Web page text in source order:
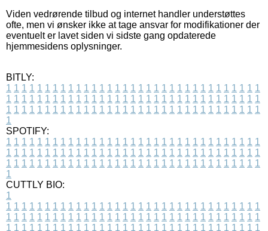
Viden vedrørende tilbud og internet handler understøttes
ofte, men vi ønsker ikke at tage ansvar for modifikationer der
eventuelt er lavet siden vi sidste gang opdaterede
hjemmesidens oplysninger.
BITLY:
1 1 1 1 1 1 1 1 1 1 1 1 1 1 1 1 1 1 1 1 1 1 1 1 1 1 1 1 1 1 1 1 1
1 1 1 1 1 1 1 1 1 1 1 1 1 1 1 1 1 1 1 1 1 1 1 1 1 1 1 1 1 1 1 1 1
1 1 1 1 1 1 1 1 1 1 1 1 1 1 1 1 1 1 1 1 1 1 1 1 1 1 1 1 1 1 1 1 1
1
SPOTIFY:
1 1 1 1 1 1 1 1 1 1 1 1 1 1 1 1 1 1 1 1 1 1 1 1 1 1 1 1 1 1 1 1 1
1 1 1 1 1 1 1 1 1 1 1 1 1 1 1 1 1 1 1 1 1 1 1 1 1 1 1 1 1 1 1 1 1
1 1 1 1 1 1 1 1 1 1 1 1 1 1 1 1 1 1 1 1 1 1 1 1 1 1 1 1 1 1 1 1 1
1
CUTTLY BIO:
1
1 1 1 1 1 1 1 1 1 1 1 1 1 1 1 1 1 1 1 1 1 1 1 1 1 1 1 1 1 1 1 1 1
1 1 1 1 1 1 1 1 1 1 1 1 1 1 1 1 1 1 1 1 1 1 1 1 1 1 1 1 1 1 1 1 1
1 1 1 1 1 1 1 1 1 1 1 1 1 1 1 1 1 1 1 1 1 1 1 1 1 1 1 1 1 1 1 1 1